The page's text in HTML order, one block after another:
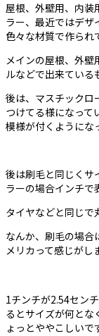
屋根、外壁用、内装
ラー、最近ではデザ
色々な材質で作られ
メインの屋根、外壁
ルなどで出来ている
後は、マスチックロ
つけてる様になって
模様が付くようにな
後は刷毛と同じくサ
ラーの場合インチで
タイヤなどと同じで
なんか、刷毛の場合
メリカって感じがし
1チンチが2.54セン
るとサイズが何と
ょっとややこしい